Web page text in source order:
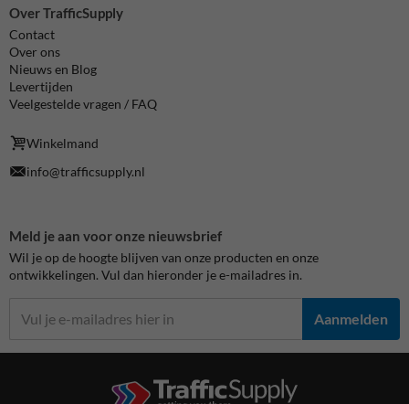
Over TrafficSupply
Contact
Over ons
Nieuws en Blog
Levertijden
Veelgestelde vragen / FAQ
Winkelmand
info@trafficsupply.nl
Meld je aan voor onze nieuwsbrief
Wil je op de hoogte blijven van onze producten en onze
ontwikkelingen. Vul dan hieronder je e-mailadres in.
Aanmelden